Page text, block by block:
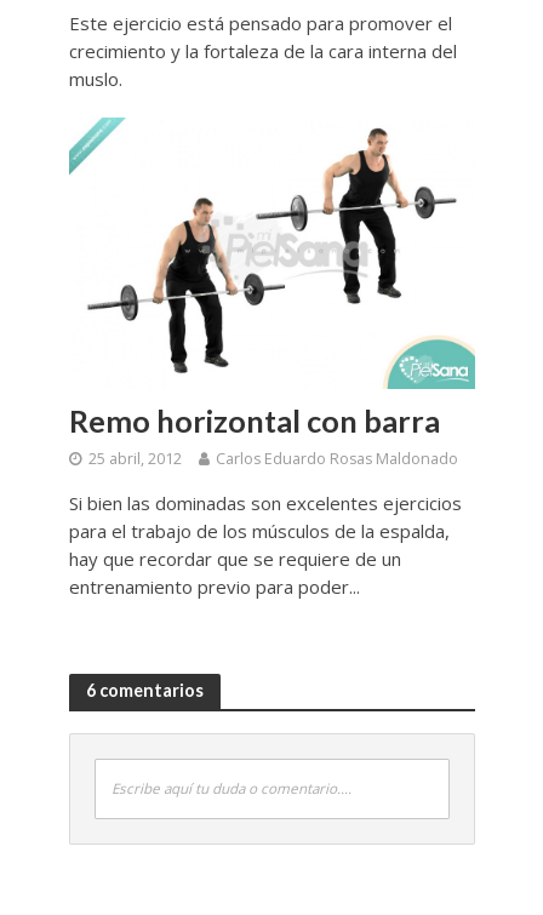
Este ejercicio está pensado para promover el
crecimiento y la fortaleza de la cara interna del
muslo.
Remo horizontal con barra
25 abril, 2012 Carlos Eduardo Rosas Maldonado
Si bien las dominadas son excelentes ejercicios
para el trabajo de los músculos de la espalda,
hay que recordar que se requiere de un
entrenamiento previo para poder...
6 comentarios
Escribe aquí tu duda o comentario....